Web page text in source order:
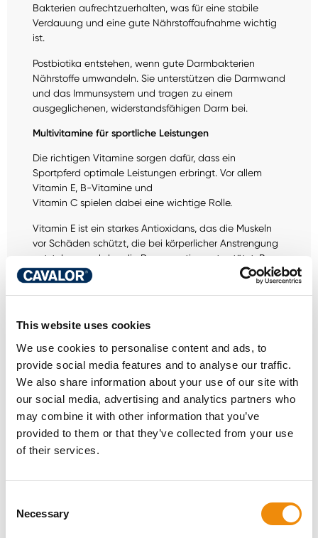
This website uses cookies
We use cookies to personalise content and ads, to
provide social media features and to analyse our traffic.
We also share information about your use of our site with
our social media, advertising and analytics partners who
may combine it with other information that you’ve
provided to them or that they’ve collected from your use
of their services.
Selection
Necessary
Bakterien aufrechtzuerhalten, was für eine stabile
Verdauung und eine gute Nährstoffaufnahme wichtig
ist.
Postbiotika entstehen, wenn gute Darmbakterien
Nährstoffe umwandeln. Sie unterstützen die Darmwand
und das Immunsystem und tragen zu einem
ausgeglichenen, widerstandsfähigen Darm bei.
Multivitamine für sportliche Leistungen
Die richtigen Vitamine sorgen dafür, dass ein
Sportpferd optimale Leistungen erbringt. Vor allem
Vitamin E, B-Vitamine und
Vitamin C spielen dabei eine wichtige Rolle.
Vitamin E ist ein starkes Antioxidans, das die Muskeln
vor Schäden schützt, die bei körperlicher Anstrengung
entstehen, und das die Regeneration unterstützt. B-
Vitamine wie B1, B2, B6 und B12 spielen eine wichtige
Rolle bei der Umwandlung von Nahrung in Energie und
ein Antioxidans, das den Körper schützt, sondern stärkt
auch das Immunsystem.
Extrudiert für eine bessere Verdauung
Durch den Einsatz der Extrusion, einer hochmodernen
Technologie, werden Nährstoffe besser verdaulich und
leichter aufnehmbar. Ein gut verdauliches Futter hilft
dem Pferd, mehr aus jeder Mahlzeit herauszuholen. Je
besser die Verdaulichkeit, desto effizienter kann das
die Inhaltsstoffe sozusagen „vorgekocht“, damit sie vom
Körper leichter aufgenommen und verwertet werden